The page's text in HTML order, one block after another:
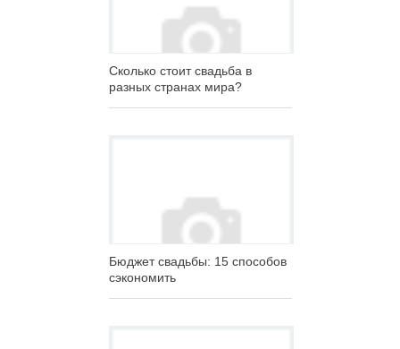
Сколько стоит свадьба в
разных странах мира?
Бюджет свадьбы: 15 способов
сэкономить